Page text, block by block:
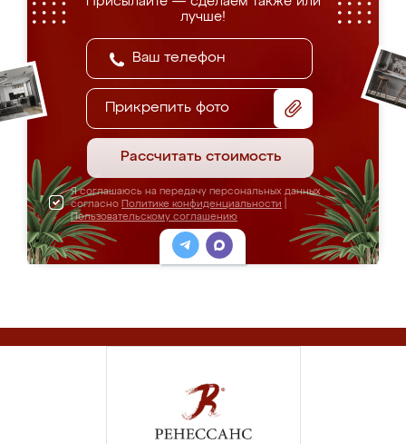
лучше!
Прикрепить фото
Рассчитать стоимость
Я соглашаюсь на передачу персональных данных
согласно Политике конфиденциальности
Пользовательскому соглашению